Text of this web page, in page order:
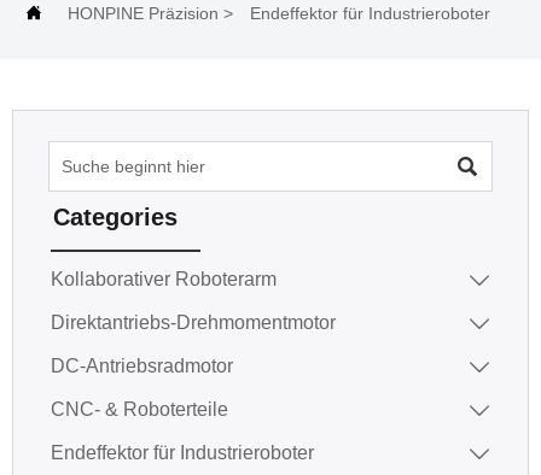
 HONPINE Präzision > Endeffektor für Industrieroboter

Categories
Kollaborativer Roboterarm 
Direktantriebs-Drehmomentmotor 
DC-Antriebsradmotor 
CNC- & Roboterteile 
Endeffektor für Industrieroboter 